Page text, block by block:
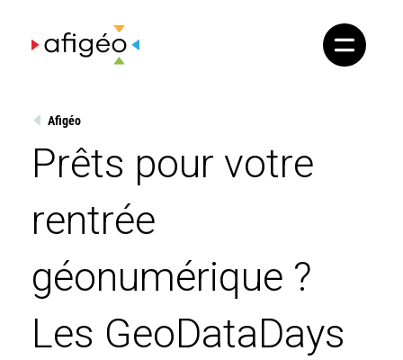
content
Afigéo
Prêts pour votre
rentrée
géonumérique ?
Les GeoDataDays